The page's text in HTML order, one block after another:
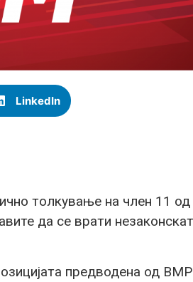
LinkedIn
толкување на член 11 од
да се врати
предводена од